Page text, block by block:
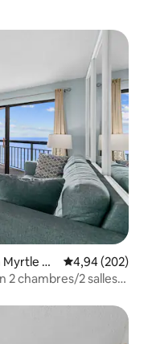
Be
Évaluation
4,94 (202)
2 chambres/2 salles